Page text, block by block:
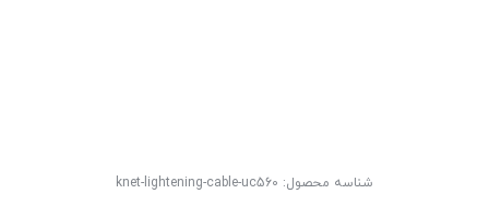
شناسه محصول: knet-lightening-cable-uc560